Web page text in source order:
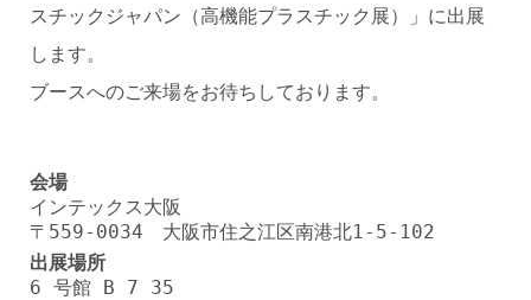
スチックジャパン（高機能プラスチック展）」に出展
します。
ブースへのご来場をお待ちしております。
会場
インテックス大阪
〒559-0034 大阪市住之江区南港北1-5-102
出展場所
6 号館 B 7 35